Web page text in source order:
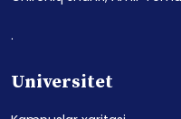
.
Universitet